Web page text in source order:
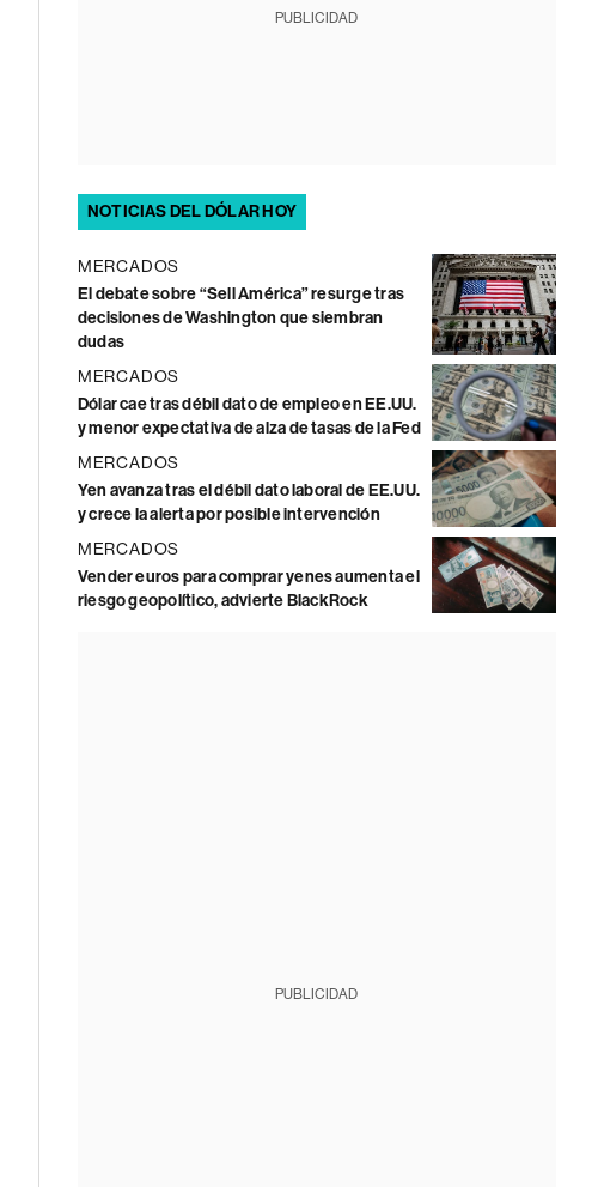
PUBLICIDAD
NOTICIAS DEL DÓLAR HOY
MERCADOS
El debate sobre “Sell América” resurge tras
decisiones de Washington que siembran
dudas
MERCADOS
Dólar cae tras débil dato de empleo en EE.UU.
y menor expectativa de alza de tasas de la Fed
MERCADOS
Yen avanza tras el débil dato laboral de EE.UU.
y crece la alerta por posible intervención
MERCADOS
Vender euros para comprar yenes aumenta el
riesgo geopolítico, advierte BlackRock
PUBLICIDAD